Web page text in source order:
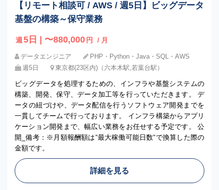
【リモート相談可 / AWS / 週5日】ビッグデータ
基盤の構築～保守業務
週 5日 | 〜880,000 円 / 月
データエンジニア
PHP・Python・Java・SQL・AWS
週5日
東京都(23区内)（六本木駅,若葉台駅）
ビッグデータを処理するための、インフラや基盤システムの
構築、開発、保守、データ加工等を行っていただきます。 デ
ータの紐づけや、データ配信を行うソフトウェア開発までを
一貫してチームで行っております。 インフラ構築からアプリ
ケーション開発まで、幅広い業務をお任せする予定です。 公
開_備考：※月額報酬額は”最大稼働可能日数”で換算した際の
金額です。
詳細を見る